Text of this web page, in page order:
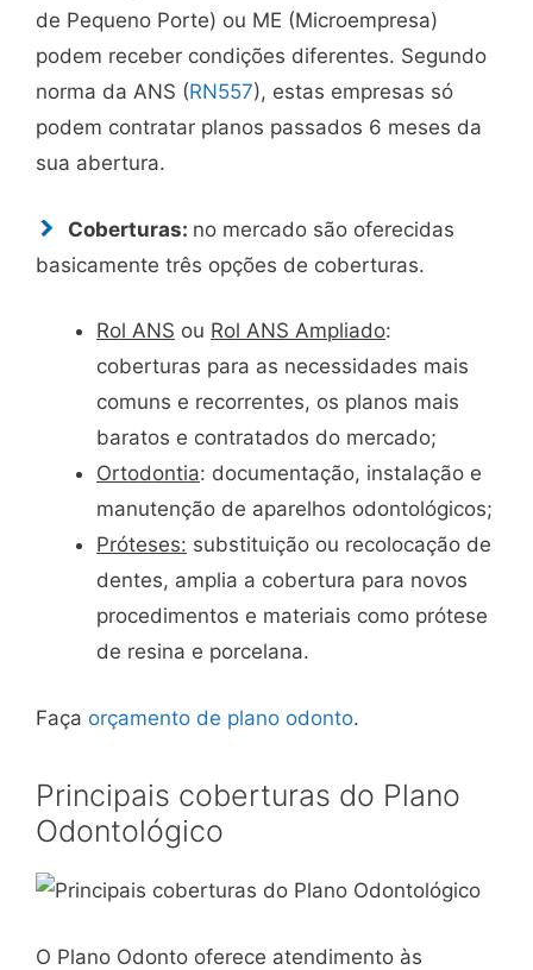
de Pequeno Porte) ou ME (Microempresa)
podem receber condições diferentes. Segundo
norma da ANS (RN557), estas empresas só
podem contratar planos passados 6 meses da
sua abertura.
Coberturas: no mercado são oferecidas
basicamente três opções de coberturas.
Rol ANS ou Rol ANS Ampliado:
coberturas para as necessidades mais
comuns e recorrentes, os planos mais
baratos e contratados do mercado;
Ortodontia: documentação, instalação e
manutenção de aparelhos odontológicos;
Próteses: substituição ou recolocação de
dentes, amplia a cobertura para novos
procedimentos e materiais como prótese
de resina e porcelana.
Faça orçamento de plano odonto.
Principais coberturas do Plano
Odontológico
O Plano Odonto oferece atendimento às